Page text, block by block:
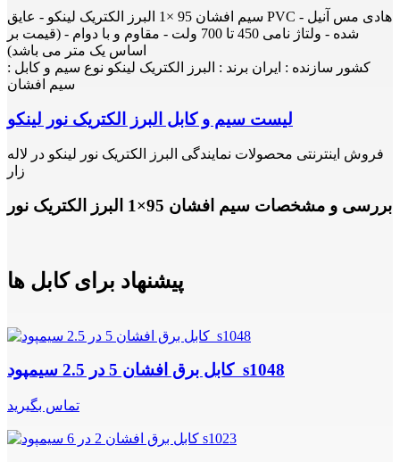
سیم افشان 95 ×1 البرز الکتریک لینکو - عایق PVC - هادی مس آنیل
شده - ولتاژ نامی 450 تا 700 ولت - مقاوم و با دوام - (قیمت بر
اساس یک متر می باشد)
کشور سازنده : ایران برند : البرز الکتریک لینکو نوع سیم و کابل :
سیم افشان
لیست سیم و کابل البرز الکتریک نور لینکو
فروش اینترنتی محصولات نمایندگی البرز الکتریک نور لینکو در لاله
زار
بررسی و مشخصات سیم افشان 95×1 البرز الکتریک نور
پیشنهاد برای کابل ها
کابل برق افشان 5 در 2.5 سیمپود s1048
تماس بگیرید